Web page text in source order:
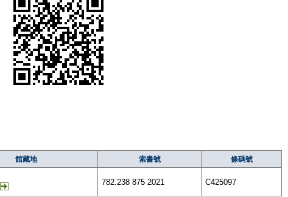
館藏地 索書號 條碼號
782.238 875 2021 C425097